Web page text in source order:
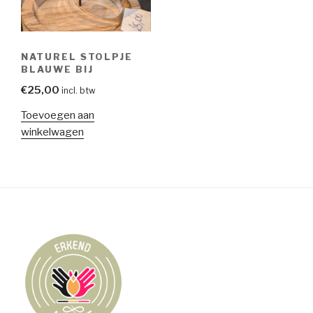
NATUREL STOLPJE
BLAUWE BIJ
€25,00 incl. btw
Toevoegen aan
winkelwagen